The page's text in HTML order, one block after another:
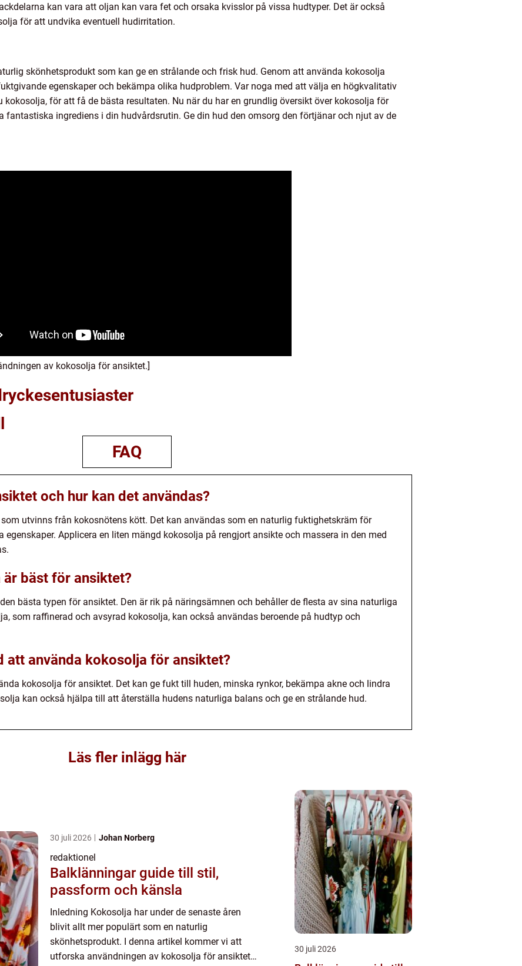
kan vara att oljan kan vara fet och orsaka kvisslor på vissa hudtyper. Det är också
för att undvika eventuell hudirritation.
skönhetsprodukt som kan ge en strålande och frisk hud. Genom att använda kokosolja
egenskaper och bekämpa olika hudproblem. Var noga med att välja en högkvalitativ
för att få de bästa resultaten. Nu när du har en grundlig översikt över kokosolja för
fantastiska ingrediens i din hudvårdsrutin. Ge din hud den omsorg den förtjänar och njut av de
av kokosolja för ansiktet.]
FAQ
och hur kan det användas?
utvinns från kokosnötens kött. Det kan användas som en naturlig fuktighetskräm för
egenskaper. Applicera en liten mängd kokosolja på rengjort ansikte och massera in den med
bäst för ansiktet?
bästa typen för ansiktet. Den är rik på näringsämnen och behåller de flesta av sina naturliga
som raffinerad och avsyrad kokosolja, kan också användas beroende på hudtyp och
att använda kokosolja för ansiktet?
kokosolja för ansiktet. Det kan ge fukt till huden, minska rynkor, bekämpa akne och lindra
kan också hjälpa till att återställa hudens naturliga balans och ge en strålande hud.
Läs fler inlägg här
30 juli 2026 Johan Norberg
redaktionel
Balklänningar guide till stil,
passform och känsla
Inledning Kokosolja har under de senaste åren
blivit allt mer populärt som en naturlig
skönhetsprodukt. I denna artikel kommer vi att
utforska användningen av kokosolja för ansiktet
30 juli 2026